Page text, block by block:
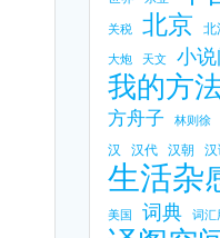
关税 北京 北
大炮 天文 小
我的方
方舟子 林则徐
汉 汉代 汉朝
生活杂
美国 词典 词汇